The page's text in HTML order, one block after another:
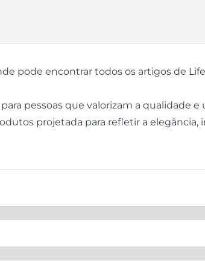
pode encontrar todos os artigos de
pessoas que valorizam a qualidade
projetada para refletir a